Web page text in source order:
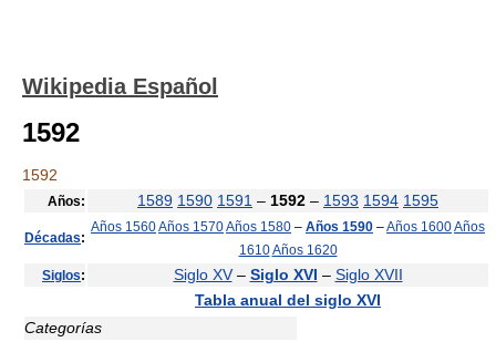
Wikipedia Español
1592
1592
Años: 1589 1590 1591 – 1592 – 1593 1594 1595
Décadas:
Años 1560Años 1570Años 1580 – Años 1590 –Años 1600Años
1610Años 1620
Siglos: Siglo XV– Siglo XVI – Siglo XVII
Tabla anual del siglo XVI
Categorías